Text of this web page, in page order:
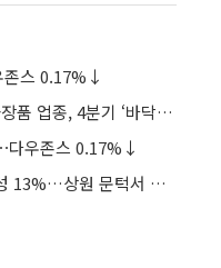
존스 0.17%↓
“실적은 맑은데 주가는 흐림”... 화장품 업종, 4분기 ‘바닥’ 다지고 반등할까
다우존스 0.17%↓
美 클래리티 법안 연내 통과 가능성 13%…상원 문턱서 제동